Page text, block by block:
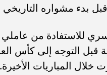
بدء مشواره
للاستفادة من
قبل التوجه إلى
خلال المباريات الأخيرة.